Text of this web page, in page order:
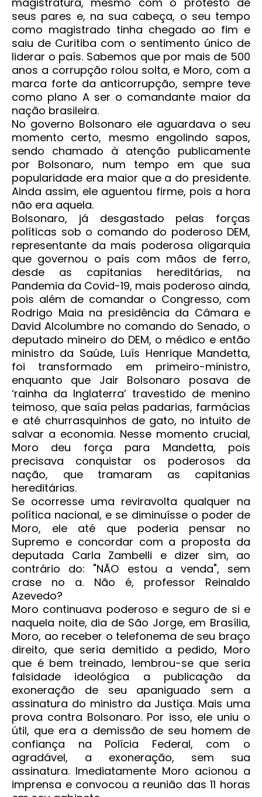
seus pares e, na sua cabeça, o seu tempo
como magistrado tinha chegado ao fim e
saiu de Curitiba com o sentimento único de
liderar o país. Sabemos que por mais de 500
anos a corrupção rolou solta, e Moro, com a
marca forte da anticorrupção, sempre teve
como plano A ser o comandante maior da
nação brasileira.
No governo Bolsonaro ele aguardava o seu
momento certo, mesmo engolindo sapos,
sendo chamado à atenção publicamente
por Bolsonaro, num tempo em que sua
popularidade era maior que a do presidente.
Ainda assim, ele aguentou firme, pois a hora
não era aquela.
Bolsonaro, já desgastado pelas forças
políticas sob o comando do poderoso DEM,
representante da mais poderosa oligarquia
que governou o país com mãos de ferro,
desde as capitanias hereditárias, na
Pandemia da Covid-19, mais poderoso ainda,
pois além de comandar o Congresso, com
Rodrigo Maia na presidência da Câmara e
David Alcolumbre no comando do Senado, o
deputado mineiro do DEM, o médico e então
ministro da Saúde, Luís Henrique Mandetta,
foi transformado em primeiro-ministro,
enquanto que Jair Bolsonaro posava de
‘rainha da Inglaterra’ travestido de menino
teimoso, que saía pelas padarias, farmácias
e até churrasquinhos de gato, no intuito de
salvar a economia. Nesse momento crucial,
Moro deu força para Mandetta, pois
precisava conquistar os poderosos da
nação, que tramaram as capitanias
hereditárias.
Se ocorresse uma reviravolta qualquer na
política nacional, e se diminuísse o poder de
Moro, ele até que poderia pensar no
Supremo e concordar com a proposta da
deputada Carla Zambelli e dizer sim, ao
contrário do: "NÃO estou a venda", sem
crase no a. Não é, professor Reinaldo
Azevedo?
Moro continuava poderoso e seguro de si e
naquela noite, dia de São Jorge, em Brasília,
Moro, ao receber o telefonema de seu braço
direito, que seria demitido a pedido, Moro
que é bem treinado, lembrou-se que seria
falsidade ideológica a publicação da
exoneração de seu apaniguado sem a
assinatura do ministro da Justiça. Mais uma
prova contra Bolsonaro. Por isso, ele uniu o
útil, que era a demissão de seu homem de
confiança na Polícia Federal, com o
agradável, a exoneração, sem sua
assinatura. Imediatamente Moro acionou a
imprensa e convocou a reunião das 11 horas